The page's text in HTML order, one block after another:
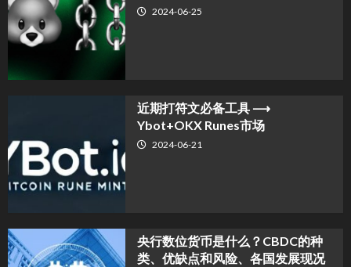
2024-06-25
近期打符文必备工具 ⟶
Ybot+OKX Runes市场
2024-06-21
央行数位货币是什么？CBDC的种
类、优缺点和风险、各国发展现况